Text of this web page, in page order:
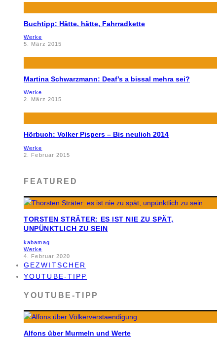
Buchtipp: Hätte, hätte, Fahrradkette
Werke
5. März 2015
Martina Schwarzmann: Deaf’s a bissal mehra sei?
Werke
2. März 2015
Hörbuch: Volker Pispers – Bis neulich 2014
Werke
2. Februar 2015
FEATURED
TORSTEN STRÄTER: ES IST NIE ZU SPÄT,
UNPÜNKTLICH ZU SEIN
kabamag
Werke
4. Februar 2020
GEZWITSCHER
YOUTUBE-TIPP
YOUTUBE-TIPP
Alfons über Murmeln und Werte